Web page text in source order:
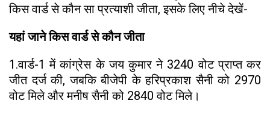
किस वार्ड से कौन सा प्रत्याशी जीता, इसके लिए नीचे देखें-
यहां जाने किस वार्ड से कौन जीता
1.वार्ड-1 में कांग्रेस के जय कुमार ने 3240 वोट प्राप्त कर
जीत दर्ज की, जबकि बीजेपी के हरिप्रकाश सैनी को 2970
वोट मिले और मनीष सैनी को 2840 वोट मिले।